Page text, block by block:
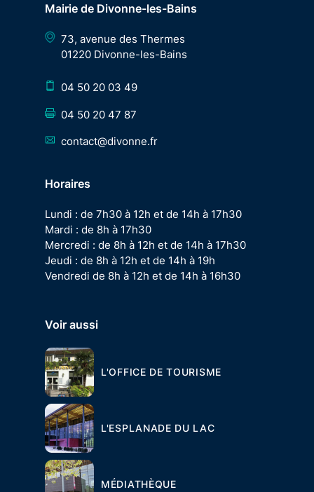
Mairie de Divonne-les-Bains
73, avenue des Thermes
01220 Divonne-les-Bains
04 50 20 03 49
04 50 20 47 87
contact@divonne.fr
Horaires
Lundi : de 7h30 à 12h et de 14h à 17h30
Mardi : de 8h à 17h30
Mercredi : de 8h à 12h et de 14h à 17h30
Jeudi : de 8h à 12h et de 14h à 19h
Vendredi de 8h à 12h et de 14h à 16h30
Voir aussi
L'OFFICE DE TOURISME
L'ESPLANADE DU LAC
MÉDIATHÈQUE